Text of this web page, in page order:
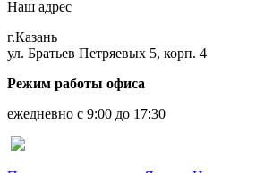
Наш адрес
г.Казань
ул. Братьев Петряевых 5, корп. 4
Режим работы офиса
ежедневно с 9:00 до 17:30